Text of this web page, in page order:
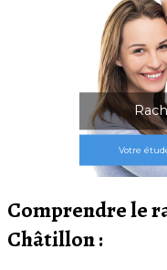
Votre
Comprendre le
Châtillon :